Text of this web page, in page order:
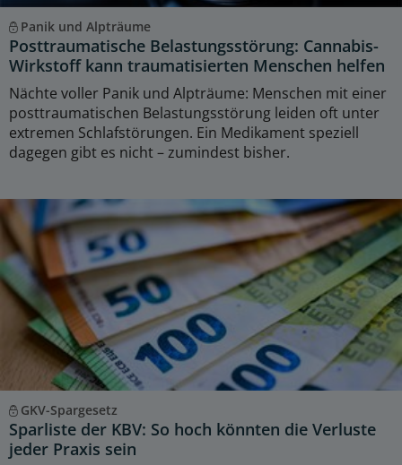
Panik und Alpträume
Posttraumatische Belastungsstörung: Cannabis-
Wirkstoff kann traumatisierten Menschen helfen
Nächte voller Panik und Alpträume: Menschen mit einer
posttraumatischen Belastungsstörung leiden oft unter
extremen Schlafstörungen. Ein Medikament speziell
dagegen gibt es nicht – zumindest bisher.
GKV-Spargesetz
Sparliste der KBV: So hoch könnten die Verluste
jeder Praxis sein